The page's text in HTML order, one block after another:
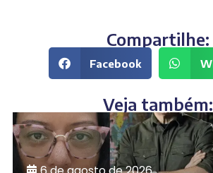
Compartilhe:
Facebook
Veja também: